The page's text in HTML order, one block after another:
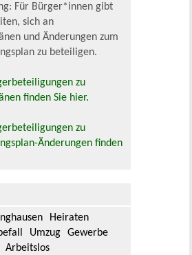
Für Bürger*innen gibt
sich an
und Änderungen zum
zu beteiligen.
zu
finden Sie hier.
zu
Änderungen finden
Heiraten
Umzug
Gewerbe
Arbeitslos